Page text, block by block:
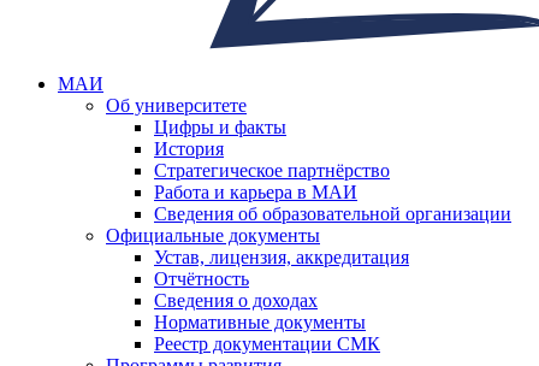
МАИ
Об университете
Цифры и факты
История
Стратегическое партнёрство
Работа и карьера в МАИ
Сведения об образовательной организации
Официальные документы
Устав, лицензия, аккредитация
Отчётность
Сведения о доходах
Нормативные документы
Реестр документации СМК